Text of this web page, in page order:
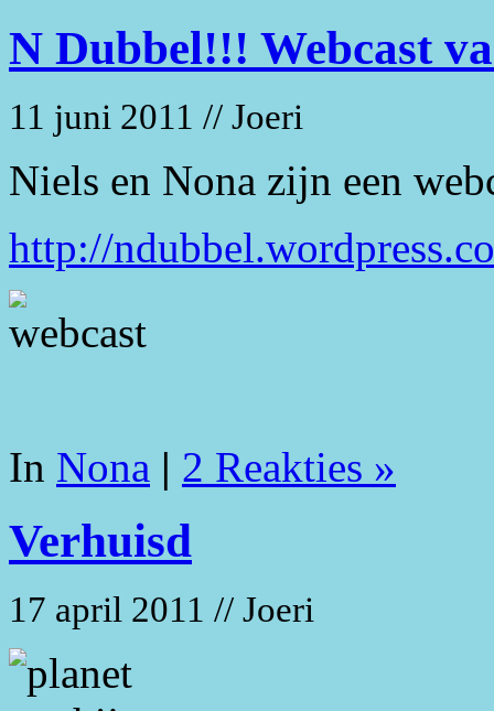
N Dubbel!!! Webcast
11 juni 2011 // Joeri
Niels en Nona zijn een
http://
In Nona | 2 Reakties »
Verhuisd
17 april 2011 // Joeri